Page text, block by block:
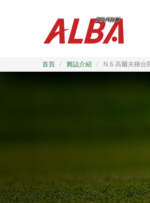
首頁 / 雜誌介紹 / N.6 高爾夫梯台